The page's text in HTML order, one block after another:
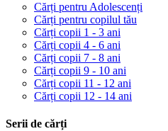
Cărți pentru Adolescenți
Cărți pentru copilul tău
Cărți copii 1 - 3 ani
Cărți copii 4 - 6 ani
Cărți copii 7 - 8 ani
Cărți copii 9 - 10 ani
Cărți copii 11 - 12 ani
Cărți copii 12 - 14 ani
Serii de cărți